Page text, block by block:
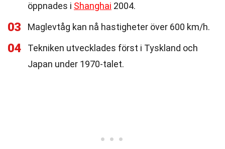
öppnades i Shanghai 2004.
03 Maglevtåg kan nå hastigheter över 600 km/h.
04
Tekniken utvecklades först i Tyskland och
Japan under 1970-talet.